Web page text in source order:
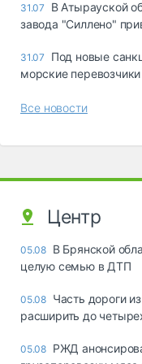
31.07
В Атырауской
завода "Силлено"
31.07
Под новые
морские
Все новости
Центр
05.08 В Брянской
целую семью в ДТП
05.08 Часть дороги
расширить до
05.08 РЖД